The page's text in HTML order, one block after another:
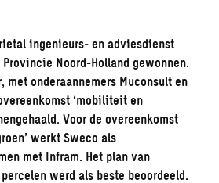
ingenieurs- en adviesdienst
Noord-Holland gewonnen.
met onderaannemers Muconsult en
‘mobiliteit en
Voor de overeenkomst
werkt Sweco als
met Infram. Het plan van
werd als beste beoordeeld.